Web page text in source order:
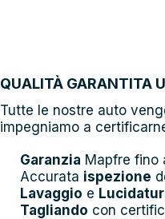
QUALITÀ GARANTITA
Tutte le nostre auto
impegniamo a
Garanzia Mapfre fino
Accurata ispezione
Lavaggio e
Tagliando con